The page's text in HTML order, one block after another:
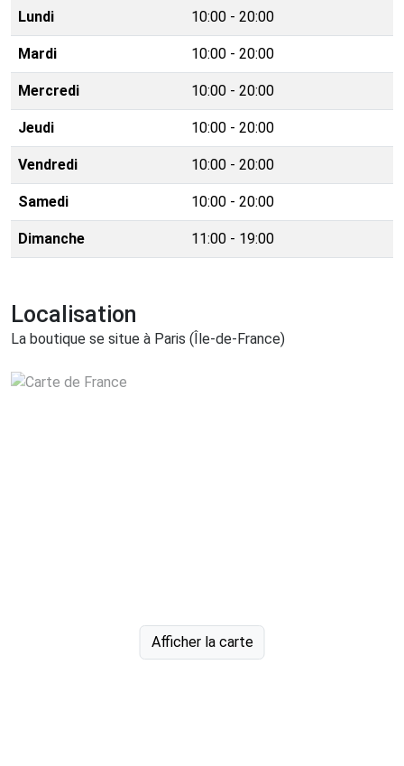
Lundi 10:00 - 20:00
Mardi 10:00 - 20:00
Mercredi 10:00 - 20:00
Jeudi 10:00 - 20:00
Vendredi 10:00 - 20:00
Samedi 10:00 - 20:00
Dimanche 11:00 - 19:00
Localisation
La boutique se situe à Paris (Île-de-France)
Afficher la carte